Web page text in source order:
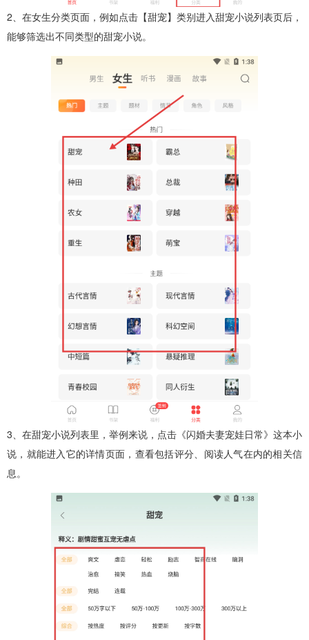
2、在女生分类页面，例如点击【甜宠】类别进入甜宠小说列表页后，
能够筛选出不同类型的甜宠小说。
3、在甜宠小说列表里，举例来说，点击《闪婚夫妻宠娃日常》这本小
说，就能进入它的详情页面，查看包括评分、阅读人气在内的相关信
息。